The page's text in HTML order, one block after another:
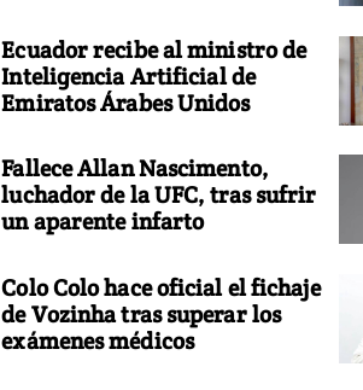
Ecuador recibe al ministro de
Inteligencia Artificial de
Emiratos Árabes Unidos
Fallece Allan Nascimento,
luchador de la UFC, tras sufrir
un aparente infarto
Colo Colo hace oficial el fichaje
de Vozinha tras superar los
exámenes médicos